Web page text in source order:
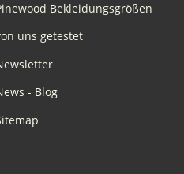
Bekleidungsgrößen
uns getestet
- Blog